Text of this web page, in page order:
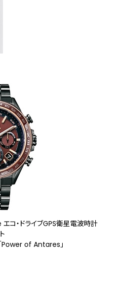
コ・ドライブGPS衛星電波時計
Power of Antares」